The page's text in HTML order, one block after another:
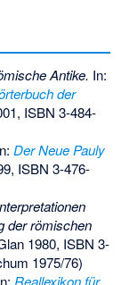
Antike. In:
der
ISBN 3-484-
Der Neue Pauly
ISBN 3-476-
der römischen
1980, ISBN 3-
1975/76)
Reallexikon für